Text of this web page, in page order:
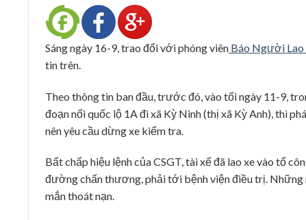
Sáng ngày 16-9, trao đổi với phóng viên Báo Người
tin trên.
Theo thông tin ban đầu, trước đó, vào tối ngày 11-9,
đoạn nối quốc lộ 1A đi xã Kỳ Ninh (thị xã Kỳ Anh), thì
nên yêu cầu dừng xe kiểm tra.
Bất chấp hiệu lệnh của CSGT, tài xế đã lao xe vào tổ
đường chấn thương, phải tới bệnh viện điều trị.
mắn thoát nạn.